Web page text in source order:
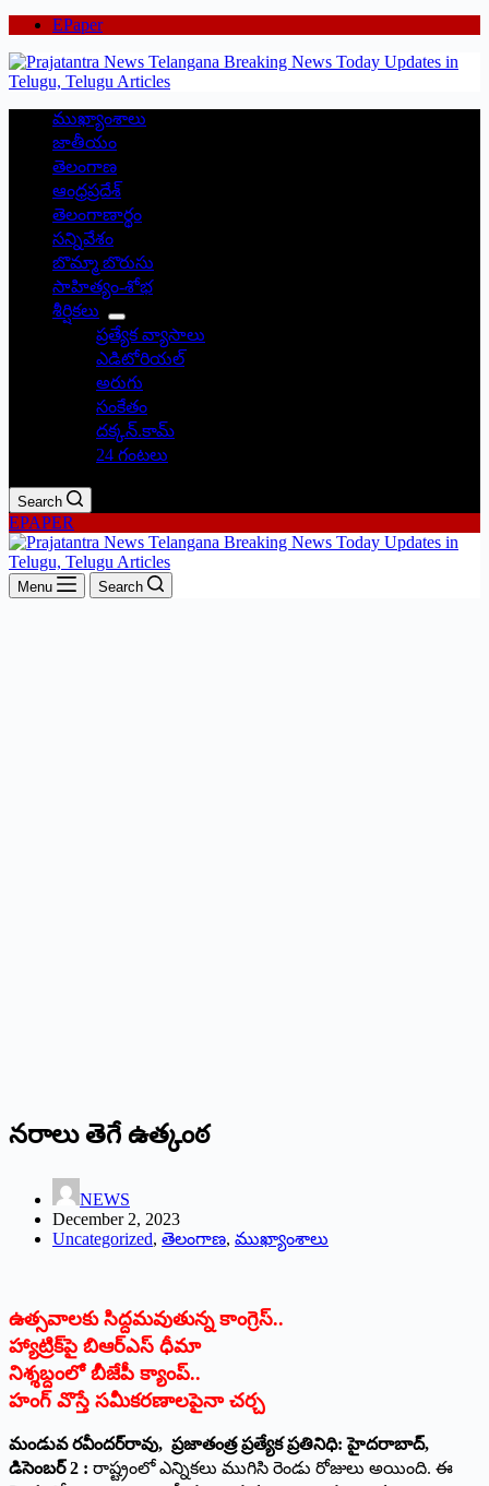
EPaper
ముఖ్యాంశాలు
జాతీయం
తెలంగాణ
ఆంధ్రప్రదేశ్
తెలంగాణార్థం
సన్నివేశం
బొమ్మా బొరుసు
సాహిత్యం-శోభ
శీర్షికలు
ప్రత్యేక వ్యాసాలు
ఎడిటోరియల్
అరుగు
సంకేతం
దక్కన్.కామ్
24 గంటలు
Search
EPAPER
Menu Search
నరాలు తెగే ఉత్కంఠ
NEWS
December 2, 2023
Uncategorized, తెలంగాణ, ముఖ్యాంశాలు
ఉత్సవాలకు సిద్దమవుతున్న కాంగ్రెస్‌..
హ్యాట్రిక్‌పై బిఆర్‌ఎస్‌ ధీమా
నిశ్శబ్దంలో బీజేపీ క్యాంప్‌..
హంగ్‌ వొస్తే సమీకరణాలపైనా చర్చ
మండువ రవీందర్‌రావు, ప్రజాతంత్ర ప్రత్యేక ప్రతినిధి: హైదరాబాద్‌,
డిసెంబర్‌ 2 : రాష్ట్రంలో ఎన్నికలు ముగిసి రెండు రోజులు అయింది. ఈ